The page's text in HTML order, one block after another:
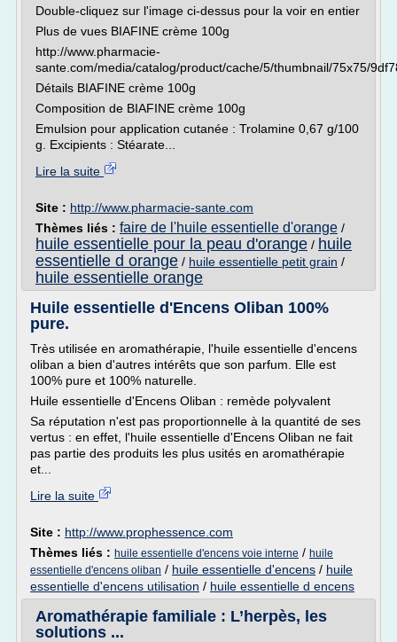
Double-cliquez sur l'image ci-dessus pour la voir en entier
Plus de vues BIAFINE crème 100g
http://www.pharmacie-
sante.com/media/catalog/product/cache/5/thumbnail/75x75/
Détails BIAFINE crème 100g
Composition de BIAFINE crème 100g
Emulsion pour application cutanée : Trolamine 0,67 g/100
g. Excipients : Stéarate...
Lire la suite
Site : http://www.pharmacie-sante.com
Thèmes liés : faire de l'huile essentielle d'orange /
huile essentielle pour la peau d'orange / huile
essentielle d orange / huile essentielle petit grain /
huile essentielle orange
Huile essentielle d'Encens Oliban 100%
pure.
Très utilisée en aromathérapie, l'huile essentielle d'encens
oliban a bien d'autres intérêts que son parfum. Elle est
100% pure et 100% naturelle.
Huile essentielle d'Encens Oliban : remède polyvalent
Sa réputation n'est pas proportionnelle à la quantité de ses
vertus : en effet, l'huile essentielle d'Encens Oliban ne fait
pas partie des produits les plus usités en aromathérapie
et...
Lire la suite
Site : http://www.prophessence.com
Thèmes liés : huile essentielle d'encens voie interne / huile
essentielle d'encens oliban / huile essentielle d'encens / huile
essentielle d'encens utilisation / huile essentielle d encens
Aromathérapie familiale : L’herpès, les
solutions ...